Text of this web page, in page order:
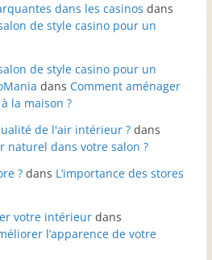
dans les casinos dans
de style casino pour un
de style casino pour un
dans Comment aménager
la maison ?
de l'air intérieur ?dans
naturel dans votre salon ?
?dans L’importance des stores
votre intérieurdans
l’apparence de votre